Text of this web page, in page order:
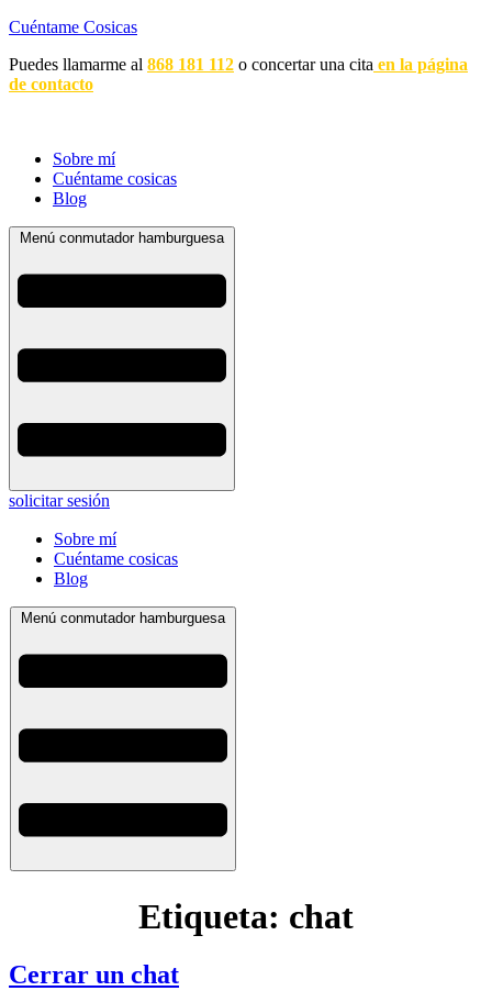
Cuéntame Cosicas
Puedes llamarme al 868 181 112 o concertar una cita en la página
de contacto
Sobre mí
Cuéntame cosicas
Blog
Menú conmutador hamburguesa
solicitar sesión
Sobre mí
Cuéntame cosicas
Blog
Menú conmutador hamburguesa
Etiqueta: chat
Cerrar un chat